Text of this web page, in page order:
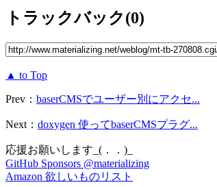
トラックバック(0)
▲ to Top
Prev： baserCMSでユーザー別にアクセ...
Next： doxygen 使ってbaserCMSプラグ...
応援お願いします_(．．)_
GitHub Sponsors @materializing
Amazon 欲しいものリスト